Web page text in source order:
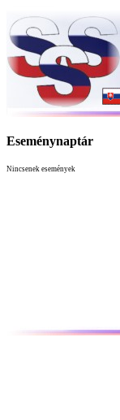
Eseménynaptár
Nincsenek események